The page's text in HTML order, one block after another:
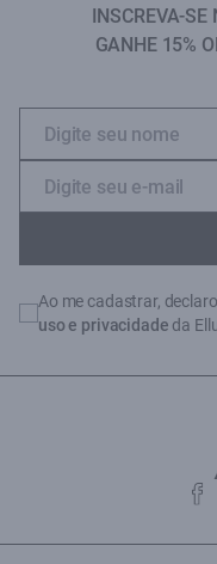
INSCREVA-SE
GANHE 15%
Ao me cadastrar,
uso e privacidade da